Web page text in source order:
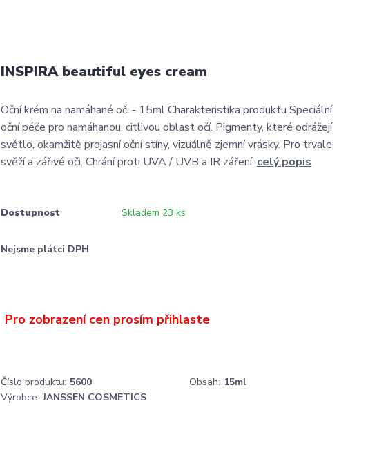
INSPIRA beautiful eyes cream
Oční krém na namáhané oči - 15ml Charakteristika produktu Speciální
oční péče pro namáhanou, citlivou oblast očí. Pigmenty, které odrážejí
světlo, okamžitě projasní oční stíny, vizuálně zjemní vrásky. Pro trvale
svěží a zářivé oči. Chrání proti UVA / UVB a IR záření. celý popis
Dostupnost Skladem 23 ks
Nejsme plátci DPH
Číslo produktu: 5600 Obsah: 15ml
Výrobce: JANSSEN COSMETICS